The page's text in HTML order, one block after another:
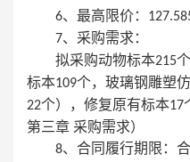
6、最高限价：
7、采购需求：
拟采购动物标本215
标本109个，玻璃钢雕塑
22个），修复原有标本17
第三章 采购需求）
8、合同履行期限：